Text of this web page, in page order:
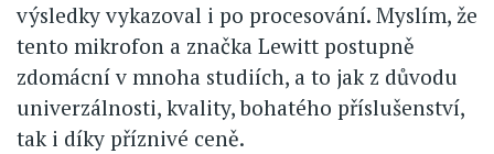
výsledky vykazoval i po procesování. Myslím, že
tento mikrofon a značka Lewitt postupně
zdomácní v mnoha studiích, a to jak z důvodu
univerzálnosti, kvality, bohatého příslušenství,
tak i díky příznivé ceně.